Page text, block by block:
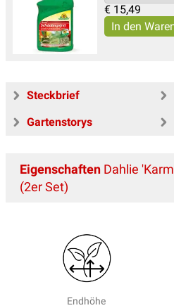
€ 15,49
Steckbrief
Gartenstorys
Eigenschaften Dahlie
(2er Set)
Endhöhe